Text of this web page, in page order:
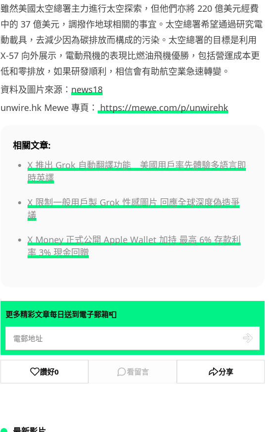
雖然美國太空總署主力進行太空探索，但他們亦將 220 億美元經費
中的 37 億美元，調撥作地球相關的事宜。太空總署希望通過研究電
動載具，去減少因為碳排放而構成的污染。太空總署的目標是利用
X-57 向外展示，電動飛機的表現比燃油飛機優勝，包括營運成本更
低和零排放，如果研發順利，相信會有助航空業急速轉變。
資料及圖片來源： news18
unwire.hk Mewe 專頁： https://mewe.com/p/unwirehk
相關文章:
X 推出 Grok 自動翻譯功能 美國用戶率先體驗多語言即
時英譯
X 限制一般用戶製 Grok 性感圖片 回應全球深度偽造爭
議
X Money 正式公開 Apple Wallet 加持 最高 6% 存款利
率 3% 現金回贈
更多精彩文章每日送到電子郵箱📮
讚好0 看留言 分享